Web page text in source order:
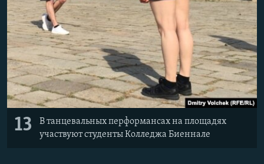
Все сайты Радио Азатутюн
13
В танцевальных перформансах на площадях
участвуют студенты Колледжа Биеннале